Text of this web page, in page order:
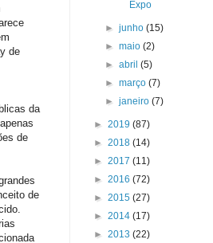
de
da
de
de
Expo
►junho(15)
►maio(2)
►abril(5)
►março(7)
►janeiro(7)
► 2019 (87)
► 2018 (14)
► 2017 (11)
► 2016 (72)
► 2015 (27)
► 2014 (17)
► 2013 (22)